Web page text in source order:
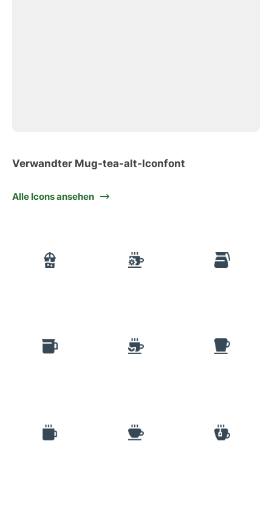
Verwandter Mug-tea-alt-Iconfont
Alle Icons ansehen